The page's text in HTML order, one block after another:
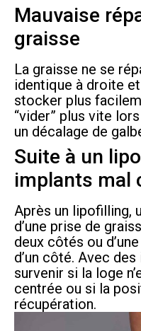
Mauvaise
graisse
La graisse ne se
identique à droite
stocker plus
“vider” plus vite
un décalage de
Suite à un
implants mal
Après un lipofilling,
d’une prise de
deux côtés ou
d’un côté. Avec
survenir si la loge
centrée ou si la
récupération.